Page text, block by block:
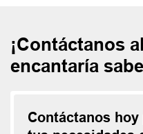
¡Contáctanos
encantaría
Contáctanos